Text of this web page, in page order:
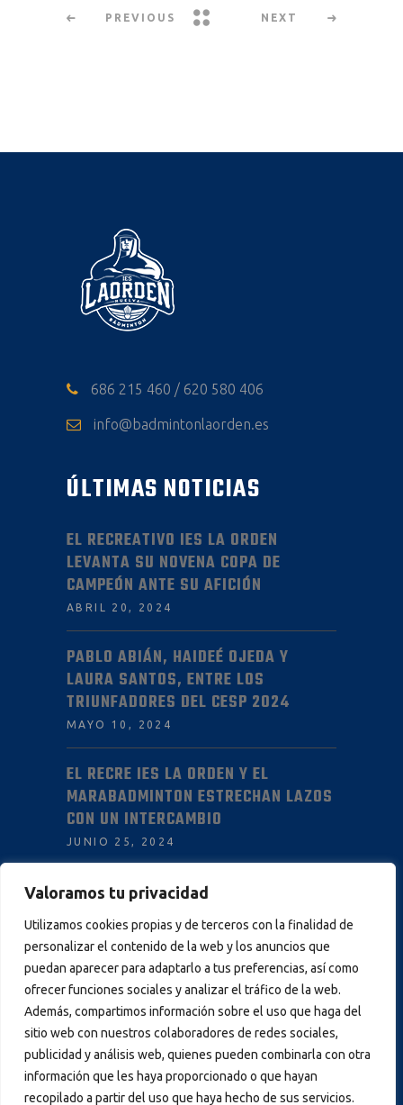
Valoramos tu privacidad
Utilizamos cookies propias y de terceros con la finalidad de
personalizar el contenido de la web y los anuncios que
puedan aparecer para adaptarlo a tus preferencias, así como
ofrecer funciones sociales y analizar el tráfico de la web.
Además, compartimos información sobre el uso que haga del
sitio web con nuestros colaboradores de redes sociales,
publicidad y análisis web, quienes pueden combinarla con otra
información que les haya proporcionado o que hayan
recopilado a partir del uso que haya hecho de sus servicios.
PREVIOUS NEXT
686 215 460 / 620 580 406
info@badmintonlaorden.es
ÚLTIMAS NOTICIAS
EL RECREATIVO IES LA ORDEN
LEVANTA SU NOVENA COPA DE
CAMPEÓN ANTE SU AFICIÓN
ABRIL 20, 2024
PABLO ABIÁN, HAIDEÉ OJEDA Y
LAURA SANTOS, ENTRE LOS
TRIUNFADORES DEL CESP 2024
MAYO 10, 2024
EL RECRE IES LA ORDEN Y EL
MARABADMINTON ESTRECHAN LAZOS
CON UN INTERCAMBIO
JUNIO 25, 2024
INFORMACIÓN
AVISO LEGAL
POLÍTICA DE PRIVACIDAD
POLÍTICA DE COOKIES